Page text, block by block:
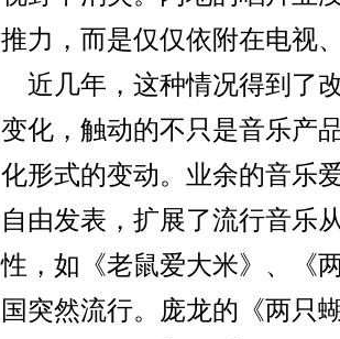
推力，而是仅仅依附在电视
近几年，这种情况得到了
变化，触动的不只是音乐产
化形式的变动。业余的音乐
自由发表，扩展了流行音乐
性，如《老鼠爱大米》、《
国突然流行。庞龙的《两只